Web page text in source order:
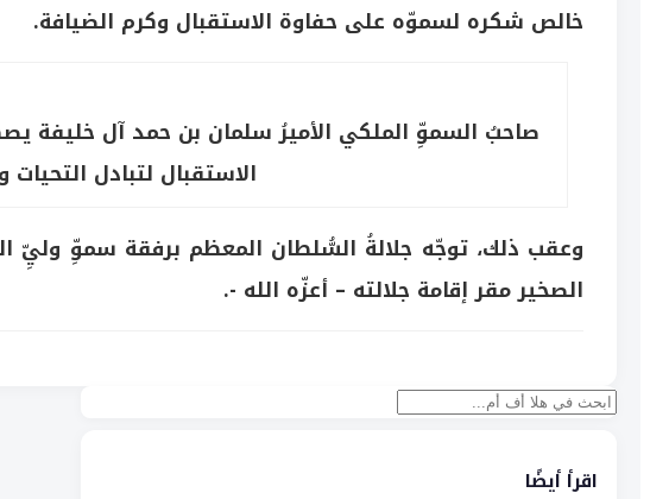
خالص شكره لسموّه على حفاوة الاستقبال وكرم الضيافة.
صاحبُ السموِّ الملكي الأميرُ سلمان بن حمد آل خليفة
الاستقبال لتبادل التحيات
وعقب ذلك، توجّه جلالةُ السُّلطان المعظم برفقة سموِّ وليِّ
الصخير مقر إقامة جلالته – أعزّه الله -.
بحث
اقرأ أيضًا